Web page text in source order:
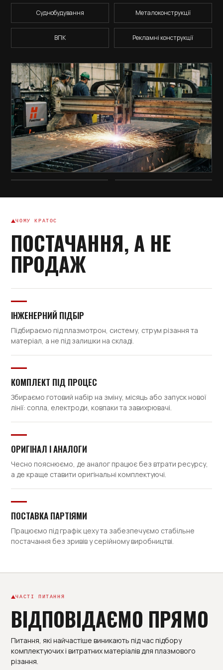
Суднобудування Металоконструкції
ВПК Рекламні конструкції
ЧОМУ КРАТОС
ПОСТАЧАННЯ, А НЕ
ПРОДАЖ
ІНЖЕНЕРНИЙ ПІДБІР
Підбираємо під плазмотрон, систему, струм різання та
матеріал, а не під залишки на складі.
КОМПЛЕКТ ПІД ПРОЦЕС
Збираємо готовий набір на зміну, місяць або запуск нової
лінії: сопла, електроди, ковпаки та завихрювачі.
ОРИГІНАЛ І АНАЛОГИ
Чесно пояснюємо, де аналог працює без втрати ресурсу,
а де краще ставити оригінальні комплектуючі.
ПОСТАВКА ПАРТІЯМИ
Працюємо під графік цеху та забезпечуємо стабільне
постачання без зривів у серійному виробництві.
ЧАСТІ ПИТАННЯ
ВІДПОВІДАЄМО ПРЯМО
Питання, які найчастіше виникають під час підбору
комплектуючих і витратних матеріалів для плазмового
різання.